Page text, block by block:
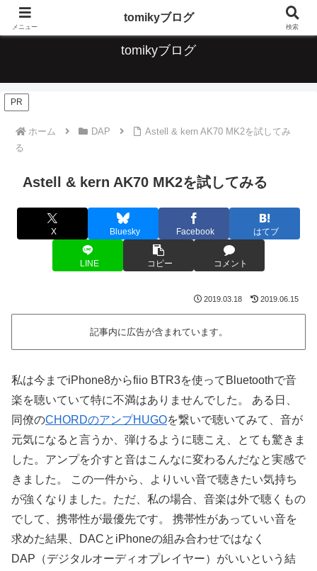
デジタルな便利なこと、ガジェット、音楽について情報発信していきます
tomikyブログ
PR
ホーム DAP
Astell & kern AK70 MK2を試してみ
る
Astell & kern AK70 MK2を試してみる
X Bluesky Facebook はてブ
LINE コピー コメント
2019.03.18 2019.06.15
記事内に広告が含まれています。
私は今までiPhone8からfiio BTR3を使ってBluetoothで音
楽を聴いていて特に不満はありませんでした。 ある日、
同僚のCHORDのアンプHUGOを繋いで聴いてみて、音が
元気になると言うか、弾けるように聴こえ、とても驚きま
した。アンプを介すと音はこんなに変わるんだなと実感で
きました。 この一件から、よりいい音で聴きたい気持ち
が強くなりました。ただ、私の場合、音楽は外で聴くもの
でして、携帯性が最優先です。 携帯性があっていい音を
求めた結果、DACとiPhoneの組み合わせではなく
DAP（デジタルオーディオプレイヤー）がいいという結
メニュー
tomikyブログ
検索